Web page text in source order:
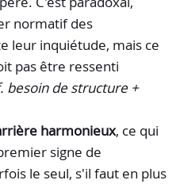
normatif des
leur inquiétude, mais ce
pas être ressenti
besoin de structure +
harmonieux, ce qui
signe de
le seul, s'il faut en plus